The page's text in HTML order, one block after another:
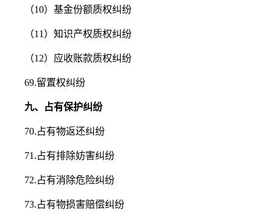
（10）基金份额质权纠纷
（11）知识产权质权纠纷
（12）应收账款质权纠纷
69.留置权纠纷
九、占有保护纠纷
70.占有物返还纠纷
71.占有排除妨害纠纷
72.占有消除危险纠纷
73.占有物损害赔偿纠纷